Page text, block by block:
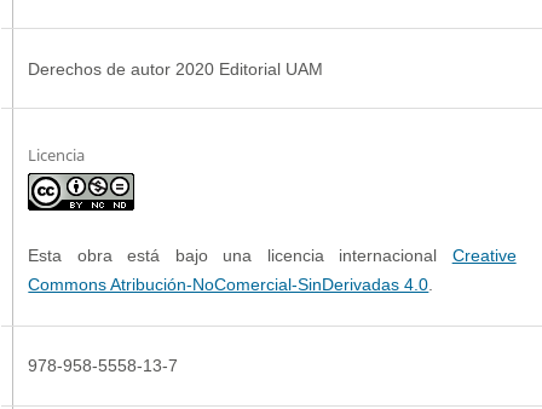
Derechos de autor 2020 Editorial UAM
Licencia
Esta obra está bajo una licencia internacional Creative
Commons Atribución-NoComercial-SinDerivadas 4.0
978-958-5558-13-7